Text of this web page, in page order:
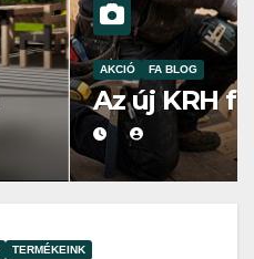
TERMÉKEINK